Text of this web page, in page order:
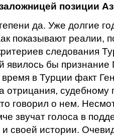
позиции
да. Уже долгие
показывают реалии,
следования
явилось бы признание
в Турции факт
отрицания, судебному
говорил о нем.
звучат голоса в
своей истории.